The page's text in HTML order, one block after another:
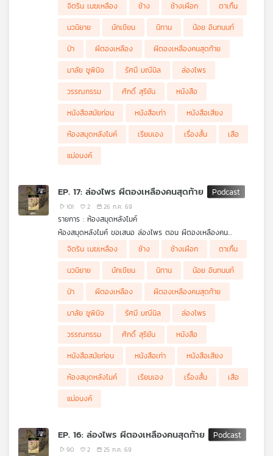
ตีกาย หัวหน้าเผ่าเชื่อฝังหัวว่า เสือ ที่ออกอาละวาด คือปีศาจอมตะที่
เทวดาส่งมาลงทัณฑ์ แต่งานนี้ ศักดิ์ และ ศาสตราจารย์ฟิกส์ งัด
อุบายเด็ด อ้างว่าพวกเขาคือคนที่เทวดาส่งมาเพื่อปราบเสือร้ายให้สิ้น
ซาก พร้อมแท็กทีมกับ ตันยา ลูกสาวหัวหน้าเผ่าผู้กล้าหาญและไม่เชื่อ
เรื่องเสือผี ที่ขออาสาเป็นคนนำทางทีมพรานเข้าสู่ป่าลึก!
จิตริน เมฆเหลือง ช้าง ช้างเผือก
ตาเกิ้น
นวนิยาย
นักเขียน นิทาน
น้อย อินทนนท์
ป่า
ผีตองเหลือง
ผีตองเหลืองคนสุดท้าย
มาลัย ชูพินิจ
รัศมี มณีนิล
ล่องไพร
วรรณกรรม
ศักดิ์ สุริยัน
หนังสือ
หนังสือสมัยก่อน
หนังสือเก่า
หนังสือเสียง
ห้องสมุดหลังไมค์
เรียมเอง เรื่องสั้น
เสือ
แม่อนงค์
EP. 17: ล่องไพร ผีตองเหลืองคนสุดท้าย
101 2 26 ก.ค. 69
รายการ : ห้องสมุดหลังไมค์
ห้องสมุดหลังไมค์ ขอเสนอ ล่องไพร ตอน ผีตองเหลืองคน
สุดท้าย ศักดิ์ สุริยัน และชาวคณะ ต้องออกเดินทางลึกเข้าไปในป่า
ทุรกันดาร เพื่อตามหา 2 สามีภรรยาชาวเยอรมัน แต่ยิ่งเดินทางลึก
เข้าไปในป่า เรื่องราวกลับยิ่งเต็มไปด้วยความลึกลับ อันตราย และ
คำถามว่า ผีตองเหลืองคนสุดท้าย ที่พวกเขาตามหา แท้จริงแล้วคือ
ใครกันแน่
จิตริน เมฆเหลือง ช้าง ช้างเผือก
ตาเกิ้น
นวนิยาย
นักเขียน นิทาน
น้อย อินทนนท์
ป่า
ผีตองเหลือง
ผีตองเหลืองคนสุดท้าย
มาลัย ชูพินิจ
รัศมี มณีนิล
ล่องไพร
วรรณกรรม
ศักดิ์ สุริยัน
หนังสือ
หนังสือสมัยก่อน
หนังสือเก่า
หนังสือเสียง
ห้องสมุดหลังไมค์
เรียมเอง เรื่องสั้น
เสือ
แม่อนงค์
EP. 16: ล่องไพร ผีตองเหลืองคนสุดท้าย
90 2 25 ก.ค. 69